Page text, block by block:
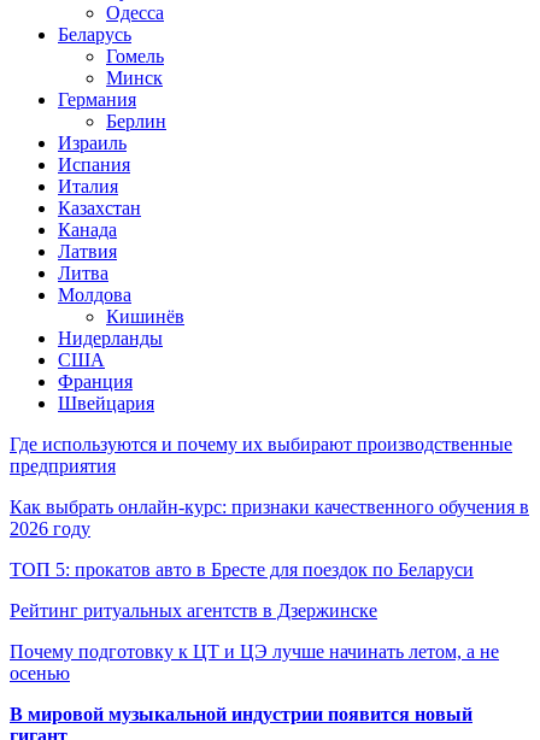
Одесса
Беларусь
Гомель
Минск
Германия
Берлин
Израиль
Испания
Италия
Казахстан
Канада
Латвия
Литва
Молдова
Кишинёв
Нидерланды
США
Франция
Швейцария
Где используются и почему их выбирают производственные
предприятия
Как выбрать онлайн-курс: признаки качественного обучения в
2026 году
ТОП 5: прокатов авто в Бресте для поездок по Беларуси
Рейтинг ритуальных агентств в Дзержинске
Почему подготовку к ЦТ и ЦЭ лучше начинать летом, а не
осенью
В мировой музыкальной индустрии появится новый
гигант